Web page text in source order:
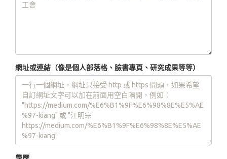
網址或連結（像是個人部落格、臉書專頁、研究成果等等）